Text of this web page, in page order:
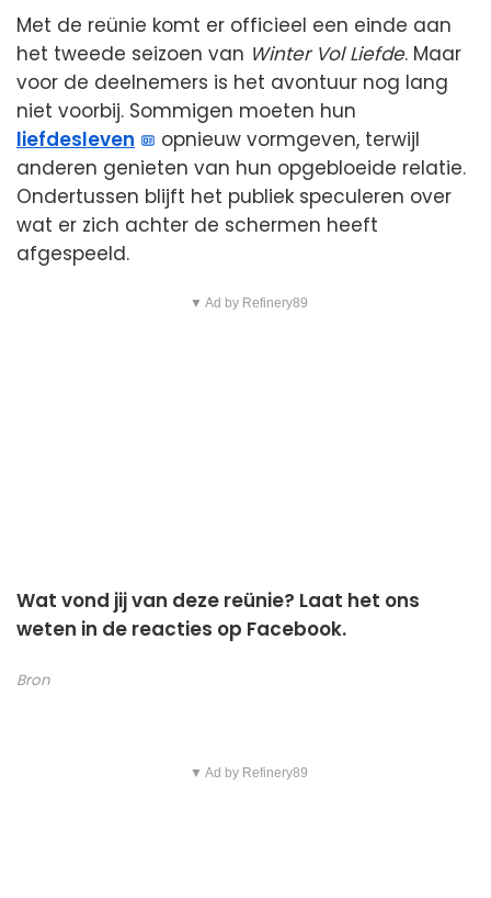
Met de reünie komt er officieel een einde aan
het tweede seizoen van Winter Vol Liefde. Maar
voor de deelnemers is het avontuur nog lang
niet voorbij. Sommigen moeten hun
liefdesleven
opnieuw vormgeven, terwijl
anderen genieten van hun opgebloeide relatie.
Ondertussen blijft het publiek speculeren over
wat er zich achter de schermen heeft
afgespeeld.
▼ Ad by Refinery89
Wat vond jij van deze reünie? Laat het ons
weten in de reacties op Facebook.
Bron
▼ Ad by Refinery89